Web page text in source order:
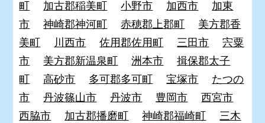
町
加古郡稲美町 小野市 加西市
加東
市
神崎郡神河町 赤穂郡上郡町
美方郡香
美町
川西市 佐用郡佐用町 三田市
宍粟
市
美方郡新温泉町 洲本市
揖保郡太子
町
高砂市 多可郡多可町 宝塚市
たつの
市
丹波篠山市 丹波市 豊岡市
西宮市
西脇市
加古郡播磨町 神崎郡福崎町
三木